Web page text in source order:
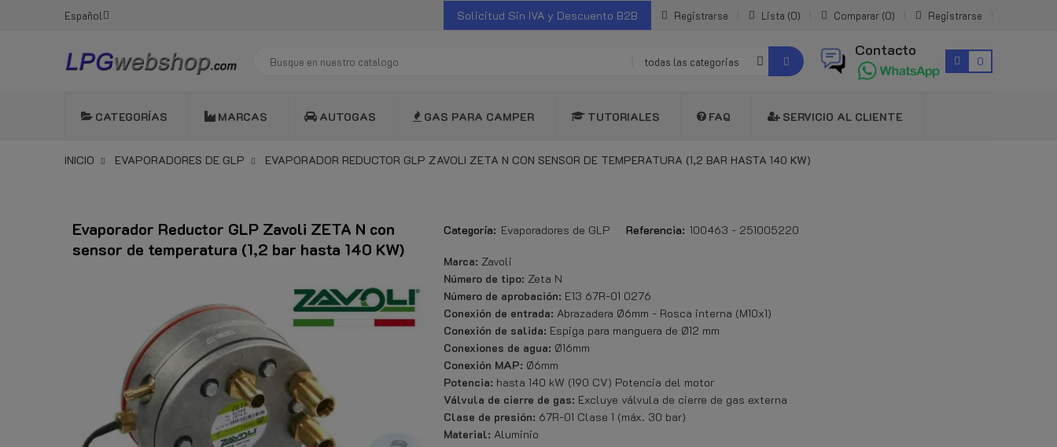
Español Solicitud Sin IVA y Descuento B2B Registrarse Lista 0 Comparar 0 Registrarse
todas las categorias
Contacto
0
CATEGORÍAS MARCAS AUTOGAS GAS PARA CAMPER TUTORIALES FAQ SERVICIO AL CLIENTE
INICIO EVAPORADORES DE GLP EVAPORADOR REDUCTOR GLP ZAVOLI ZETA N CON SENSOR DE TEMPERATURA (1,2 BAR HASTA 140 KW)
Evaporador Reductor GLP Zavoli ZETA N con
sensor de temperatura (1,2 bar hasta 140 KW)
Categoría: Evaporadores de GLP Referencia: 100463 - 251005220
Marca: Zavoli
Número de tipo: Zeta N
Número de aprobación: E13 67R-01 0276
Conexión de entrada: Abrazadera Ø6mm - Rosca interna (M10x1)
Conexión de salida: Espiga para manguera de Ø12 mm
Conexiones de agua: Ø16mm
Conexión MAP: Ø6mm
Potencia: hasta 140 kW (190 CV) Potencia del motor
Válvula de cierre de gas: Excluye válvula de cierre de gas externa
Clase de presión: 67R-01 Clase 1 (máx. 30 bar)
Material: Aluminio